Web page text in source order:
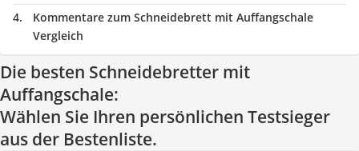
Kommentare zum Schneidebrett mit Auffangschale
Vergleich
Die besten Schneidebretter mit
Auffangschale:
Wählen Sie Ihren persönlichen Testsieger
aus der Bestenliste.